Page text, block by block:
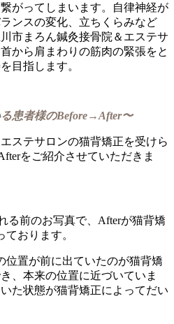
がってしまいます。自律神経が
ンスの変化、立ちくらみなど
市まろん鍼灸接骨院＆エステサ
から肩まわりの筋肉の緊張をと
目指します。
患者様のBefore→After〜
ステサロンの猫背矯正を受けら
をご紹介させていただきま
る前のお写真で、Afterが猫背矯
おります。
位置が前に出ていたのが猫背矯
、本来の位置に近づいていま
た状態が猫背矯正によってだい